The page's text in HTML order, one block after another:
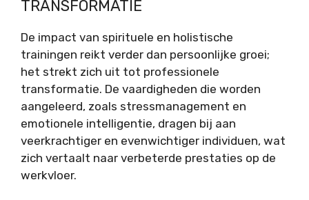
TRANSFORMATIE
De impact van spirituele en holistische
trainingen reikt verder dan persoonlijke groei;
het strekt zich uit tot professionele
transformatie. De vaardigheden die worden
aangeleerd, zoals stressmanagement en
emotionele intelligentie, dragen bij aan
veerkrachtiger en evenwichtiger individuen, wat
zich vertaalt naar verbeterde prestaties op de
werkvloer.